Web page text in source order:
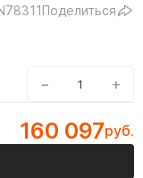
Поделиться
− +
160 097руб.